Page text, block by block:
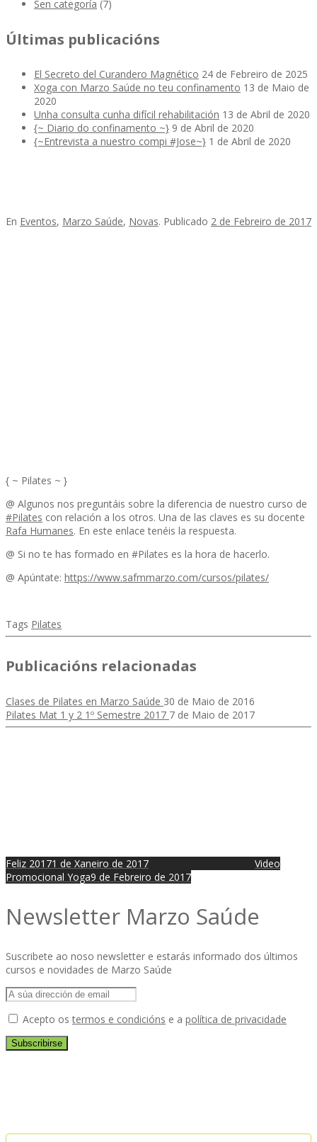
Sen categoría (7)
Últimas publicacións
El Secreto del Curandero Magnético 24 de Febreiro de 2025
Xoga con Marzo Saúde no teu confinamento 13 de Maio de
2020
Unha consulta cunha difícil rehabilitación 13 de Abril de 2020
{~ Diario do confinamento ~} 9 de Abril de 2020
{~Entrevista a nuestro compi #Jose~} 1 de Abril de 2020
En Eventos, Marzo Saúde, Novas. Publicado 2 de Febreiro de 2017
{ ~ Pilates ~ }
@ Algunos nos preguntáis sobre la diferencia de nuestro curso de
#Pilates con relación a los otros. Una de las claves es su docente
Rafa Humanes. En este enlace tenéis la respuesta.
@ Si no te has formado en #Pilates es la hora de hacerlo.
@ Apúntate: https://www.safmmarzo.com/cursos/pilates/
Tags Pilates
Publicacións relacionadas
Clases de Pilates en Marzo Saúde 30 de Maio de 2016
Pilates Mat 1 y 2 1º Semestre 2017 7 de Maio de 2017
Feliz 20171 de Xaneiro de 2017
Video
Promocional Yoga9 de Febreiro de 2017
Newsletter Marzo Saúde
Suscribete ao noso newsletter e estarás informado dos últimos
cursos e novidades de Marzo Saúde
Acepto ostermos e condicións e a política de privacidade